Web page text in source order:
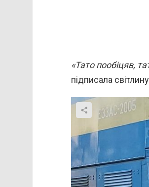
«Тато пообіцяв,
підписала